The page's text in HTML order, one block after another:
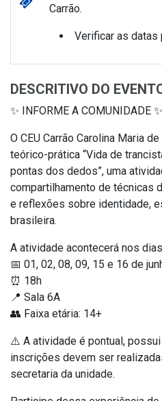
Carrão.
Verificar as datas
DESCRITIVO DO
✨ INFORME A COMUNIDADE ✨
O CEU Carrão Carolina Maria
teórico-prática “Vida de
pontas dos dedos”, uma
compartilhamento de técnicas
e reflexões sobre identidade,
brasileira.
A atividade acontecerá nos
📅 01, 02, 08, 09, 15 e 16 de
⏰ 18h
📍 Sala 6A
👥 Faixa etária: 14+
⚠️ A atividade é pontual,
inscrições devem ser
secretaria da unidade.